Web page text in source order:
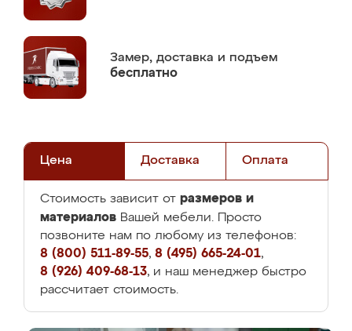
Замер, доставка и подъем
бесплатно
Цена Доставка Оплата
Стоимость зависит от размеров и
материалов Вашей мебели. Просто
позвоните нам по любому из телефонов:
8 (800) 511-89-55, 8 (495) 665-24-01,
8 (926) 409-68-13, и наш менеджер быстро
рассчитает стоимость.